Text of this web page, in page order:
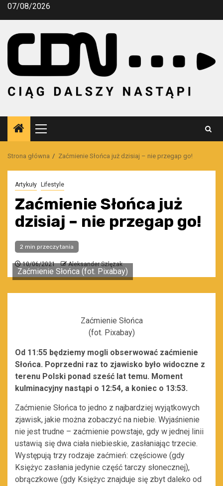
Przejdź
07/08/2026
Menu
główne
Strona główna Zaćmienie Słońca już dzisiaj – nie przegap go!
Artykuły Lifestyle
Zaćmienie Słońca już
dzisiaj – nie przegap go!
2 min przeczytania
10/06/2021 Aleksander Szlęzak
Zaćmienie Słońca (fot. Pixabay)
Zaćmienie Słońca
(fot. Pixabay)
Od 11:55 będziemy mogli obserwować zaćmienie
Słońca. Poprzedni raz to zjawisko było widoczne z
terenu Polski ponad sześć lat temu. Moment
kulminacyjny nastąpi o 12:54, a koniec o 13:53.
Zaćmienie Słońca to jedno z najbardziej wyjątkowych
zjawisk, jakie można zobaczyć na niebie. Wyjaśnienie
nie jest trudne – zaćmienie powstaje, gdy w jednej linii
ustawią się dwa ciała niebieskie, zasłaniając trzecie.
Występują trzy rodzaje zaćmień: częściowe (gdy
Księżyc zasłania jedynie część tarczy słonecznej),
obrączkowe (gdy Księżyc znajduje się zbyt daleko od